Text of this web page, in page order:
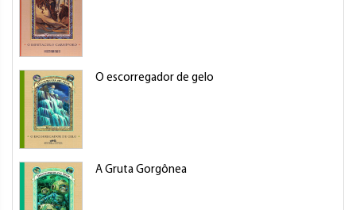
O escorregador de gelo
A Gruta Gorgônea